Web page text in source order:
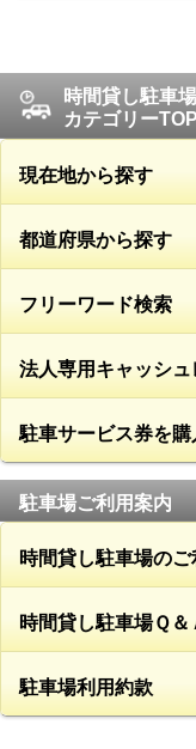
時間貸し駐車場
カテゴリー
現在地から探す
都道府県から探す
フリーワード検索
法人専用キャッシュ
駐車サービス券を購
駐車場ご利用案内
時間貸し駐車場の
時間貸し駐車場Ｑ＆
駐車場利用約款